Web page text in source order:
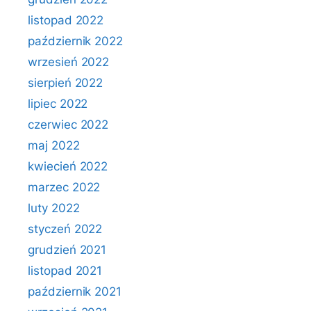
listopad 2022
październik 2022
wrzesień 2022
sierpień 2022
lipiec 2022
czerwiec 2022
maj 2022
kwiecień 2022
marzec 2022
luty 2022
styczeń 2022
grudzień 2021
listopad 2021
październik 2021